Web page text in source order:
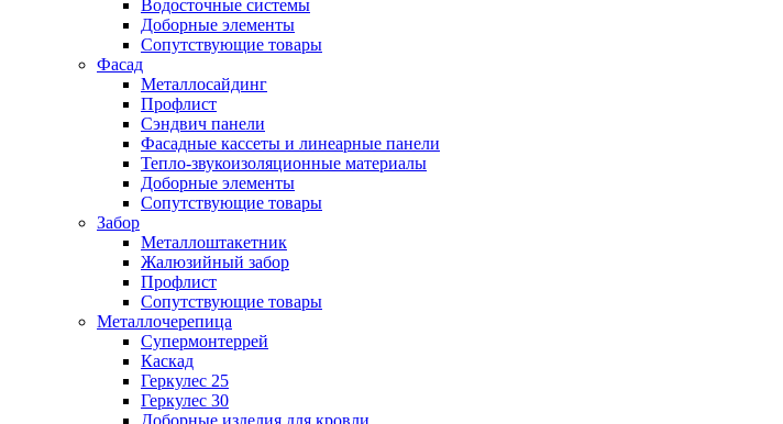
Водосточные системы
Доборные элементы
Сопутствующие товары
Фасад
Металлосайдинг
Профлист
Сэндвич панели
Фасадные кассеты и линеарные панели
Тепло-звукоизоляционные материалы
Доборные элементы
Сопутствующие товары
Забор
Металлоштакетник
Жалюзийный забор
Профлист
Сопутствующие товары
Металлочерепица
Супермонтеррей
Каскад
Геркулес 25
Геркулес 30
Доборные изделия для кровли